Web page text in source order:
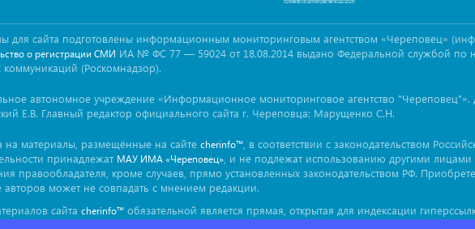
для сайта подготовлены информационным мониторинговым агентством «Череповец»
о регистрации СМИ ИА № ФС 77 — 59024 от 18.08.2014 выдано Федеральной службой по
коммуникаций (Роскомнадзор).
автономное учреждение «Информационное мониторинговое агентство
Е.В. Главный редактор официального сайта г. Череповца: Марущенко С.Н.
на материалы, размещённые на сайте cherinfo™ , в соответствии с законодательством
принадлежат МАУ ИМА «Череповец» , и не подлежат использованию другими
правообладателя, кроме случаев, прямо установленных законодательством РФ.
может не совпадать с мнением редакции.
сайта cherinfo™ обязательной является прямая, открытая для индексации